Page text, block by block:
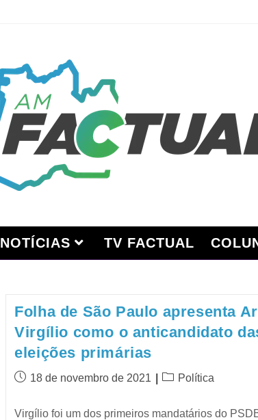
NOTÍCIAS TV FACTUAL
Folha de São Paulo apresenta
Virgílio como o anticandidato
eleições primárias
18 de novembro de 2021 Política
Virgílio foi um dos primeiros mandatários do